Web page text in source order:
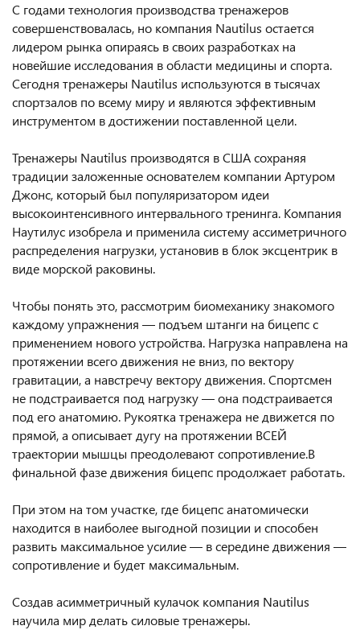
С годами технология производства тренажеров
совершенствовалась, но компания Nautilus остается
лидером рынка опираясь в своих разработках на
новейшие исследования в области медицины и спорта.
Сегодня тренажеры Nautilus используются в тысячах
спортзалов по всему миру и являются эффективным
инструментом в достижении поставленной цели.
Тренажеры Nautilus производятся в США сохраняя
традиции заложенные основателем компании Артуром
Джонс, который был популяризатором идеи
высокоинтенсивного интервального тренинга. Компания
Наутилус изобрела и применила систему ассиметричного
распределения нагрузки, установив в блок эксцентрик в
виде морской раковины.
Чтобы понять это, рассмотрим биомеханику знакомого
каждому упражнения — подъем штанги на бицепс с
применением нового устройства. Нагрузка направлена на
протяжении всего движения не вниз, по вектору
гравитации, а навстречу вектору движения. Спортсмен
не подстраивается под нагрузку — она подстраивается
под его анатомию. Рукоятка тренажера не движется по
прямой, а описывает дугу на протяжении ВСЕЙ
траектории мышцы преодолевают сопротивление.В
финальной фазе движения бицепс продолжает работать.
При этом на том участке, где бицепс анатомически
находится в наиболее выгодной позиции и способен
развить максимальное усилие — в середине движения —
сопротивление и будет максимальным.
Создав асимметричный кулачок компания Nautilus
научила мир делать силовые тренажеры.